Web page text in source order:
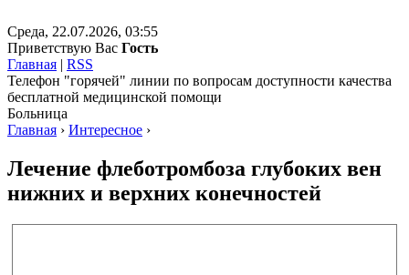
Среда, 22.07.2026, 03:55
Приветствую Вас Гость
Главная | RSS
Телефон "горячей" линии по вопросам доступности качества
бесплатной медицинской помощи
Больница
Главная › Интересное ›
Лечение флеботромбоза глубоких вен
нижних и верхних конечностей